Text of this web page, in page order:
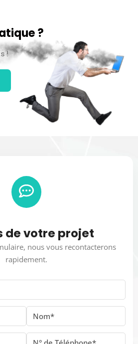
?
!
de votre projet
nous vous recontacterons
rapidement.